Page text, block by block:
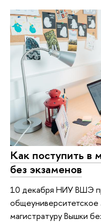
Как поступить в
без экзаменов
10 декабря НИУ ВШЭ
магистратуру Вышки